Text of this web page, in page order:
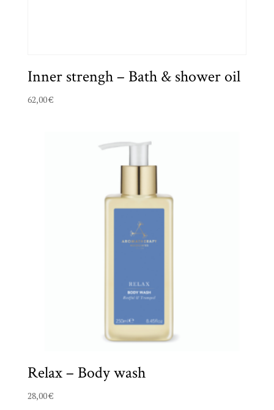
Inner strengh – Bath & shower oil
62,00€
Relax – Body wash
28,00€